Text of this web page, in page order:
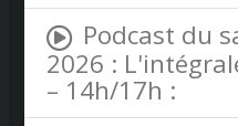
Podcast du
2026 :
– 14h/17h :